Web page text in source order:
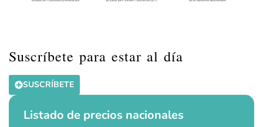
Suscríbete para estar al día
SUSCRÍBETE
Listado de precios nacionales